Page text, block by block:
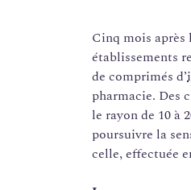
Cinq mois après
établissements
de comprimés d’
pharmacie. Des
le rayon de 10 à
poursuivre la
celle, effectuée